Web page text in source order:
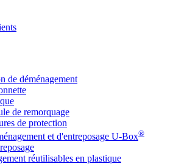
de déménagement
de remorquage
de protection
et d'entreposage U-Box®
réutilisables en plastique